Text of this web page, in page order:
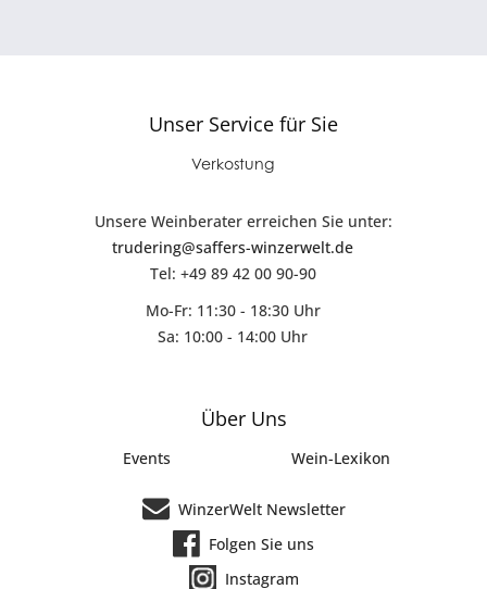
Unser Service für Sie
Verkostung
Unsere Weinberater erreichen Sie unter:
trudering@saffers-winzerwelt.de
Tel: +49 89 42 00 90-90
Mo-Fr: 11:30 - 18:30 Uhr
Sa: 10:00 - 14:00 Uhr
Über Uns
Events Wein-Lexikon
WinzerWelt Newsletter
Folgen Sie uns
Instagram